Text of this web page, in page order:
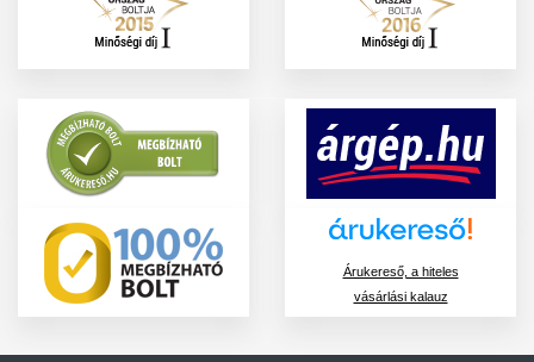
Árukereső, a hiteles
vásárlási kalauz